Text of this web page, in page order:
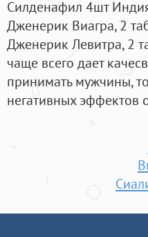
Силденафил 4шт
Дженерик Виагра, 2
Дженерик Левитра, 2
чаще всего дает
принимать мужчины,
негативных эффектов